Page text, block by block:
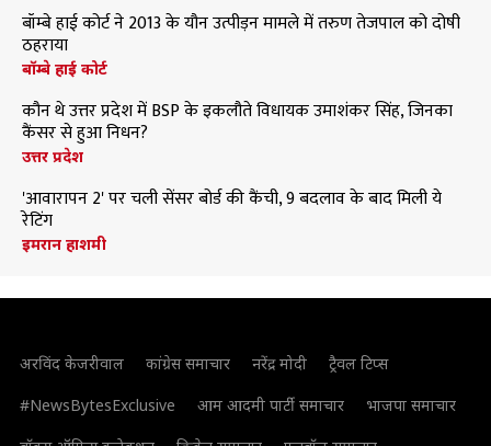
बॉम्बे हाई कोर्ट ने 2013 के यौन उत्पीड़न मामले में तरुण तेजपाल को दोषी
ठहराया
बॉम्बे हाई कोर्ट
कौन थे उत्तर प्रदेश में BSP के इकलौते विधायक उमाशंकर सिंह, जिनका
कैंसर से हुआ निधन?
उत्तर प्रदेश
'आवारापन 2' पर चली सेंसर बोर्ड की कैंची, 9 बदलाव के बाद मिली ये
रेटिंग
इमरान हाशमी
अरविंद केजरीवाल कांग्रेस समाचार नरेंद्र मोदी
ट्रैवल टिप्स
#NewsBytesExclusive
आम आदमी पार्टी समाचार
भाजपा समाचार